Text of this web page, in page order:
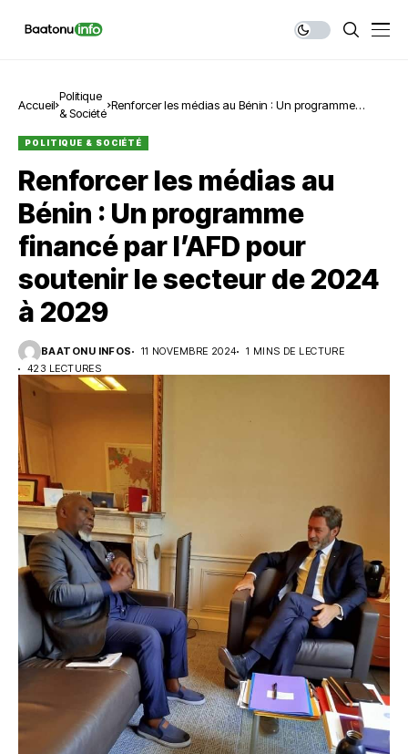
Accueil
Politique
& Société
Renforcer les médias au Bénin : Un programme
2029
POLITIQUE & SOCIÉTÉ
Renforcer les médias au
Bénin : Un programme
financé par l’AFD pour
soutenir le secteur de 2024
à 2029
BAATONU INFOS 11 NOVEMBRE 2024
1 MINS DE LECTURE
423 LECTURES